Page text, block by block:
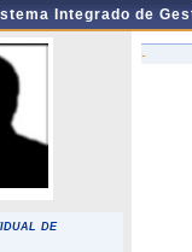
Integrado de
de
-